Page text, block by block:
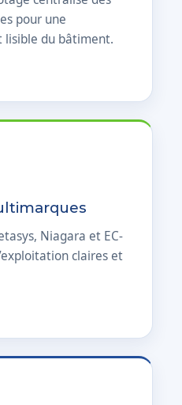
pour une
du bâtiment.
Niagara et EC-
claires et